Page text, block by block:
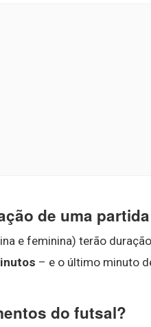
de uma
e feminina) terão
– e o último minuto
do futsal?